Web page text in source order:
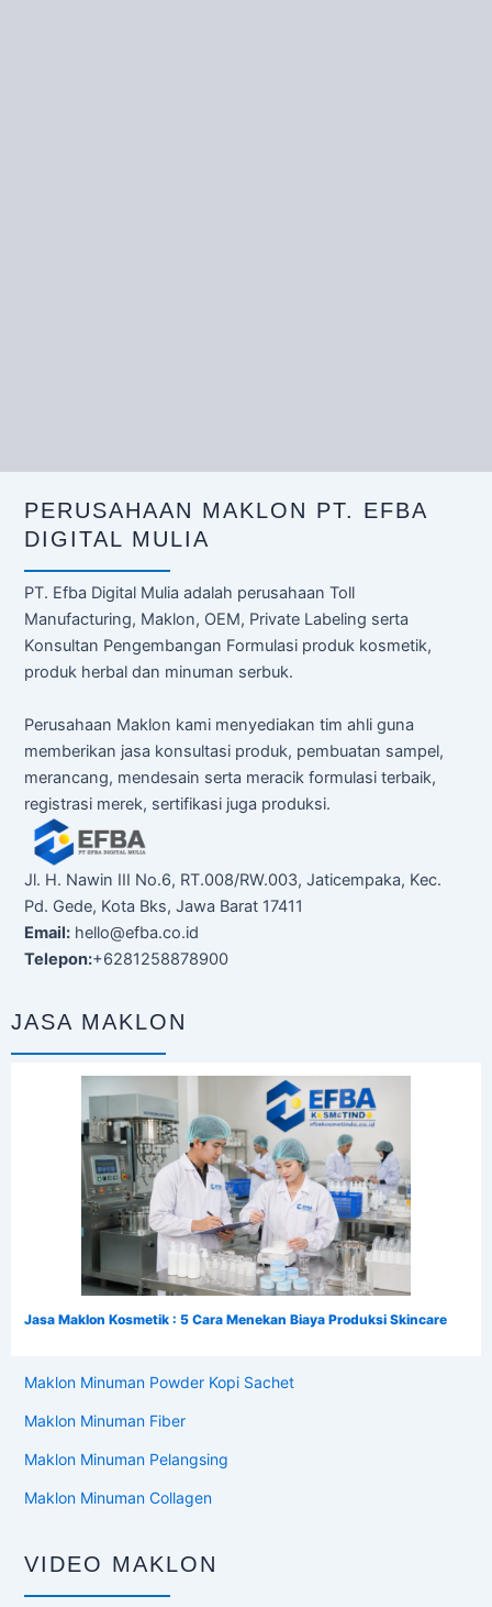
PERUSAHAAN MAKLON PT. EFBA
DIGITAL MULIA
PT. Efba Digital Mulia adalah perusahaan Toll
Manufacturing, Maklon, OEM, Private Labeling serta
Konsultan Pengembangan Formulasi produk kosmetik,
produk herbal dan minuman serbuk.
Perusahaan Maklon kami menyediakan tim ahli guna
memberikan jasa konsultasi produk, pembuatan sampel,
merancang, mendesain serta meracik formulasi terbaik,
registrasi merek, sertifikasi juga produksi.
Jl. H. Nawin III No.6, RT.008/RW.003, Jaticempaka, Kec.
Pd. Gede, Kota Bks, Jawa Barat 17411
Email: hello@efba.co.id
Telepon:+6281258878900
JASA MAKLON
Jasa Maklon Kosmetik : 5 Cara Menekan Biaya Produksi Skincare
Maklon Minuman Powder Kopi Sachet
Maklon Minuman Fiber
Maklon Minuman Pelangsing
Maklon Minuman Collagen
VIDEO MAKLON